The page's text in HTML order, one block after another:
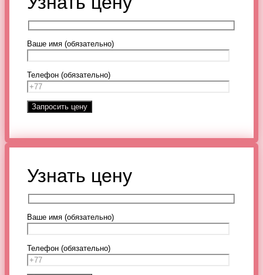
Ваше имя (обязательно)
Телефон (обязательно)
Узнать цену
Ваше имя (обязательно)
Телефон (обязательно)